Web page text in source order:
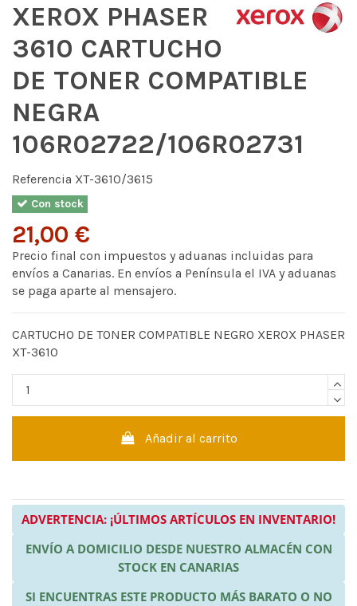
XEROX PHASER
3610 CARTUCHO
DE TONER COMPATIBLE
NEGRA
106R02722/106R02731
Referencia XT-3610/3615
Con stock
21,00 €
Precio final con impuestos y aduanas incluidas para
envíos a Canarias. En envíos a Península el IVA y aduanas
se paga aparte al mensajero.
CARTUCHO DE TONER COMPATIBLE NEGRO XEROX PHASER
XT-3610
Añadir al carrito
ADVERTENCIA: ¡ÚLTIMOS ARTÍCULOS EN INVENTARIO!
ENVÍO A DOMICILIO DESDE NUESTRO ALMACÉN CON
STOCK EN CANARIAS
SI ENCUENTRAS ESTE PRODUCTO MÁS BARATO O NO